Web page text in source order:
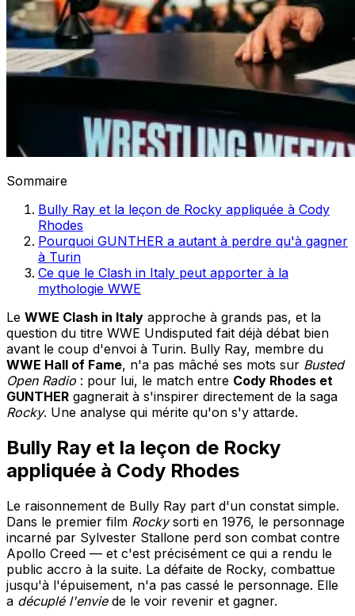
Sommaire
Bully Ray et la leçon de Rocky appliquée à Cody
Rhodes
Pourquoi GUNTHER a autant à perdre qu'à gagner
à Turin
Ce que le Clash in Italy peut apporter à la
mythologie WWE
Le WWE Clash in Italy approche à grands pas, et la
question du titre WWE Undisputed fait déjà débat bien
avant le coup d'envoi à Turin. Bully Ray, membre du
WWE Hall of Fame, n'a pas mâché ses mots sur Busted
Open Radio : pour lui, le match entre Cody Rhodes et
GUNTHER gagnerait à s'inspirer directement de la saga
Rocky. Une analyse qui mérite qu'on s'y attarde.
Bully Ray et la leçon de Rocky
appliquée à Cody Rhodes
Le raisonnement de Bully Ray part d'un constat simple.
Dans le premier film Rockysorti en 1976, le personnage
incarné par Sylvester Stallone perd son combat contre
Apollo Creed — et c'est précisément ce qui a rendu le
public accro à la suite. La défaite de Rocky, combattue
jusqu'à l'épuisement, n'a pas cassé le personnage. Elle
a décuplé l'enviede le voir revenir et gagner.